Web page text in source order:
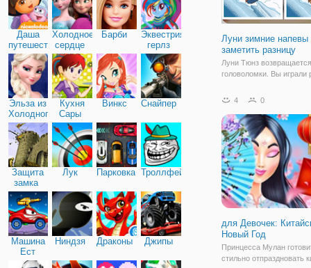
Даша
путешественница
Холодное
сердце
Барби
Эквестрия
герлз
Эльза из
Холодного
сердца
Кухня
Сары
Винкс Снайпер
Защита
замка
Лук Парковка Троллфейс
Машина
Ест
Машину
Ниндзя Драконы Джипы
Луни зимние напевы
заметить разницу
Луни Тюнз
головоломки. Вы играли
удивительную зимнюю
собрать картинку без
Насладиться зимними
и получайте
4 0
для Девочек:
Новый Год
Принцесса Мулан
стильно отпраздновать